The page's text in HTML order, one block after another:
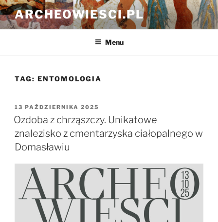
Przejdź
do
treści
ARCHEOWIESCI.PL
Menu
TAG: ENTOMOLOGIA
OPUBLIKOWANE
W
13 PAŹDZIERNIKA 2025
Ozdoba z chrząszczy. Unikatowe
znalezisko z cmentarzyska ciałopalnego w
Domasławiu